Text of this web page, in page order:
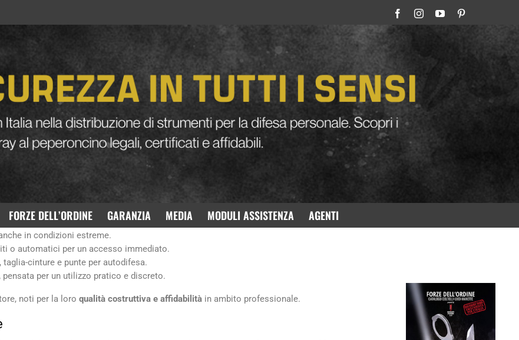
FORZE DELL’ORDINE GARANZIA MEDIA MODULI ASSISTENZA AGENTI
online
progettati appositamente per leforze dell’ordine sicurezza privata operatori militari. Offriamo prodotti di
per garantiremassima efficienza e sicurezza in qualsiasi situazione operativa.
affidabilità, resistenza e versatilità . Ecco perché i nostri modelli offrono:
affilate e durature.
in condizioni estreme.
o automatici per un accesso immediato.
cinture e punte per autodifesa.
per un utilizzo pratico e discreto.
noti per la loro qualità costruttiva e affidabilità in ambito professionale.